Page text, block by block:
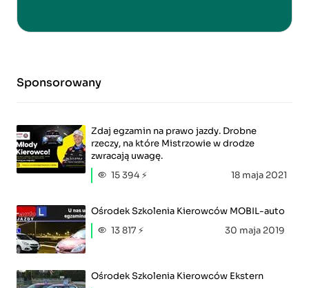
Sponsorowany
Zdaj egzamin na prawo jazdy. Drobne
rzeczy, na które Mistrzowie w drodze
zwracają uwagę.
15 394 ⚡
18 maja 2021
Ośrodek Szkolenia Kierowców MOBIL-auto
13 817 ⚡
30 maja 2019
Ośrodek Szkolenia Kierowców Ekstern